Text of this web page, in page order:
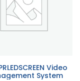
Video
System